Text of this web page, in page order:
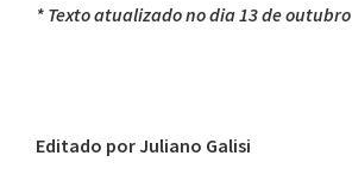
* Texto atualizado no dia 13 de outubro
Editado por Juliano Galisi